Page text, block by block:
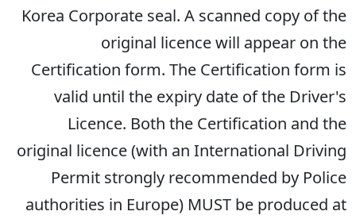
Korea Corporate seal. A scanned copy of the
original licence will appear on the
Certification form. The Certification form is
valid until the expiry date of the Driver's
Licence. Both the Certification and the
original licence (with an International Driving
Permit strongly recommended by Police
authorities in Europe) MUST be produced at